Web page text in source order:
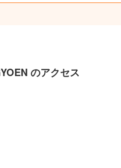
のアクセス